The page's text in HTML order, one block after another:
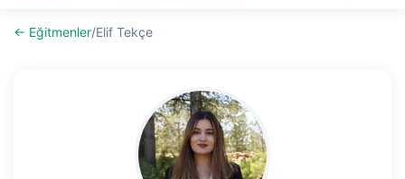
← Eğitmenler/Elif Tekçe